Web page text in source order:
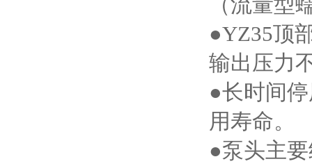
●YZ35顶
输出压力
●长时间
用寿命。
●泵头主